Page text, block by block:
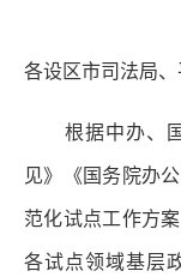
各设区市司法局、
根据中办、国
见》《国务院办
范化试点工作方
各试点领域基层